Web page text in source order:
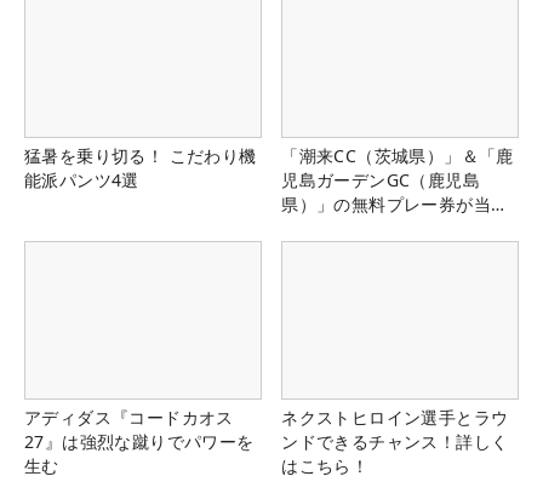
猛暑を乗り切る！ こだわり機
能派パンツ4選
「潮来CC（茨城県）」＆「鹿
児島ガーデンGC（鹿児島
県）」の無料プレー券が当た
アディダス『コードカオス
27』は強烈な蹴りでパワーを
生む
ネクストヒロイン選手とラウ
ンドできるチャンス！詳しく
はこちら！